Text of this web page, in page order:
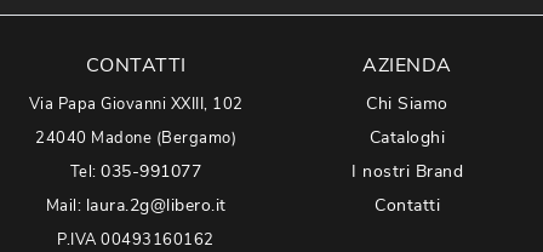
CONTATTI
Via Papa Giovanni XXIII, 102
24040 Madone (Bergamo)
Tel:035-991077
Mail: laura.2g@libero.it
P.IVA 00493160162
AZIENDA
Chi Siamo
Cataloghi
I nostri Brand
Contatti